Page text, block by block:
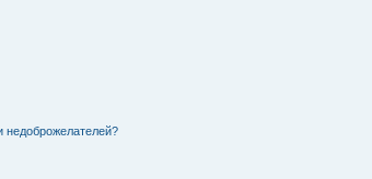
недоброжелателей?